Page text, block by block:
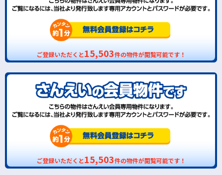
ご登録いただくと15,503件の物件が閲覧可能です！
ご登録いただくと15,503件の物件が閲覧可能です！